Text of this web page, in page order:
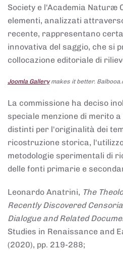
Society e l'Academia Naturæ
elementi, analizzati
recente, rappresentano
innovativa del saggio, che si
collocazione editoriale di
Joomla Gallerymakes it better.
La commissione ha deciso
speciale menzione di merito
distinti per l'originalità dei
ricostruzione storica,
metodologie sperimentali di
delle fonti primarie e
Leonardo Anatrini, The
Recently Discovered
Dialogue and Related
Studies in Renaissance and
(2020), pp. 219-288;